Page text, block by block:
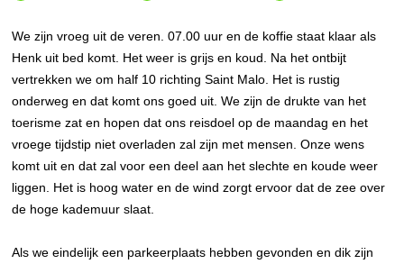
We zijn vroeg uit de veren. 07.00 uur en de koffie staat klaar als
Henk uit bed komt. Het weer is grijs en koud. Na het ontbijt
vertrekken we om half 10 richting Saint Malo. Het is rustig
onderweg en dat komt ons goed uit. We zijn de drukte van het
toerisme zat en hopen dat ons reisdoel op de maandag en het
vroege tijdstip niet overladen zal zijn met mensen. Onze wens
komt uit en dat zal voor een deel aan het slechte en koude weer
liggen. Het is hoog water en de wind zorgt ervoor dat de zee over
de hoge kademuur slaat.
Als we eindelijk een parkeerplaats hebben gevonden en dik zijn